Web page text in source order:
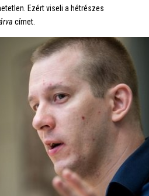
Ezért viseli a hétrészes
címet.